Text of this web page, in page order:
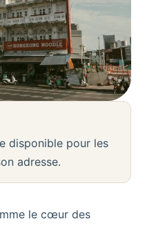
disponible pour les
adresse.
le cœur des